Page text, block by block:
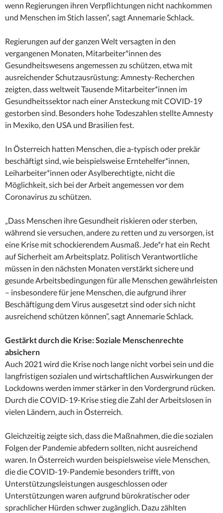
wenn Regierungen ihren Verpflichtungen nicht nachkommen
und Menschen im Stich lassen”, sagt Annemarie Schlack.
Regierungen auf der ganzen Welt versagten in den
vergangenen Monaten, Mitarbeiter*innen des
Gesundheitswesens angemessen zu schützen, etwa mit
ausreichender Schutzausrüstung: Amnesty-Recherchen
zeigten, dass weltweit Tausende Mitarbeiter*innen im
Gesundheitssektor nach einer Ansteckung mit COVID-19
gestorben sind. Besonders hohe Todeszahlen stellte Amnesty
in Mexiko, den USA und Brasilien fest.
In Österreich hatten Menschen, die a-typisch oder prekär
beschäftigt sind, wie beispielsweise Erntehelfer*innen,
Leiharbeiter*innen oder Asylberechtigte, nicht die
Möglichkeit, sich bei der Arbeit angemessen vor dem
Coronavirus zu schützen.
„Dass Menschen ihre Gesundheit riskieren oder sterben,
während sie versuchen, andere zu retten und zu versorgen, ist
eine Krise mit schockierendem Ausmaß. Jede*r hat ein Recht
auf Sicherheit am Arbeitsplatz. Politisch Verantwortliche
müssen in den nächsten Monaten verstärkt sichere und
gesunde Arbeitsbedingungen für alle Menschen gewährleisten
– insbesondere für jene Menschen, die aufgrund ihrer
Beschäftigung dem Virus ausgesetzt sind oder sich nicht
ausreichend schützen können”, sagt Annemarie Schlack.
Gestärkt durch die Krise: Soziale Menschenrechte
absichern
Auch 2021 wird die Krise noch lange nicht vorbei sein und die
langfristigen sozialen und wirtschaftlichen Auswirkungen der
Lockdowns werden immer stärker in den Vordergrund rücken.
Durch die COVID-19-Krise stieg die Zahl der Arbeitslosen in
vielen Ländern, auch in Österreich.
Gleichzeitig zeigte sich, dass die Maßnahmen, die die sozialen
Folgen der Pandemie abfedern sollten, nicht ausreichend
waren. In Österreich wurden beispielsweise viele Menschen,
die die COVID-19-Pandemie besonders trifft, von
Unterstützungsleistungen ausgeschlossen oder
Unterstützungen waren aufgrund bürokratischer oder
sprachlicher Hürden schwer zugänglich. Dazu zählten